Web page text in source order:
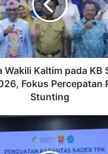
Wakili Kaltim pada KB
Fokus Percepatan
Stunting